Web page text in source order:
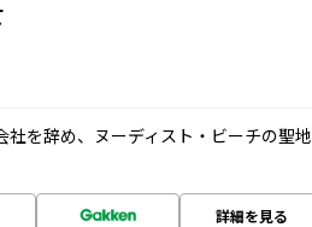
社を辞め、ヌーディスト・ビーチの聖地
詳細を見る